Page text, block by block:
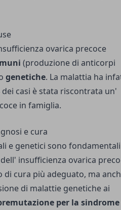
ovarica precoce
(produzione di anticorpi
genetiche. La malattia ha
dei casi è stata riscontrata un'
in famiglia.
e cura
e genetici sono fondamentali
insufficienza ovarica
cura più adeguato, ma
di malattie genetiche ai
per la sindrome